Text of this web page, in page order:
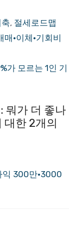
, 절세로드맵
·이체·기회비
가 모르는 1인 기
뭐가 더 좋나
대한 2개의
익 300만·3000